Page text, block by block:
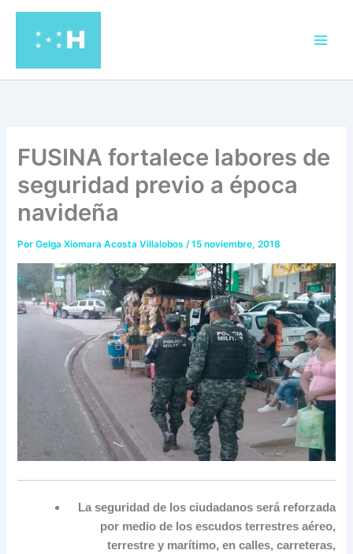
contenido
FUSINA fortalece labores de
seguridad previo a época
navideña
PorGelga Xiomara Acosta Villalobos/15 noviembre, 2018
La seguridad de los ciudadanos será reforzada
por medio de los escudos terrestres aéreo,
terrestre y marítimo, en calles, carreteras,